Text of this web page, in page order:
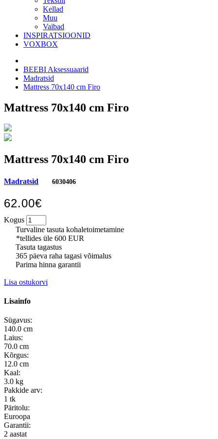
Kellad
Muu
Vaibad
INSPIRATSIOONID
VOXBOX
BEEBI Aksessuaarid
Madratsid
Mattress 70x140 cm Firo
Mattress 70x140 cm Firo
Mattress 70x140 cm Firo
Madratsid 6030406
62.00€
Kogus
Turvaline tasuta kohaletoimetamine
*tellides üle 600 EUR
Tasuta tagastus
365 päeva raha tagasi võimalus
Parima hinna garantii
Lisa ostukorvi
Lisainfo
Sügavus:
140.0 cm
Laius:
70.0 cm
Kõrgus:
12.0 cm
Kaal:
3.0 kg
Pakkide arv:
1 tk
Päritolu:
Euroopa
Garantii:
2 aastat